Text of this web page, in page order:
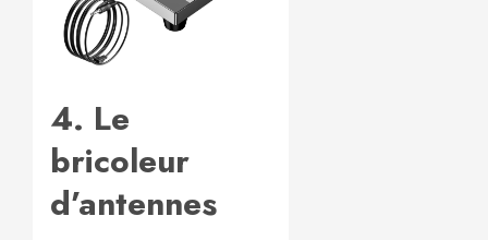
4. Le
bricoleur
d’antennes